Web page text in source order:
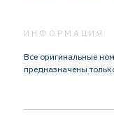
ИНФОРМАЦИЯ
Все оригинальные
предназначены